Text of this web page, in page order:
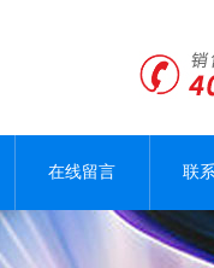
在线留言 联